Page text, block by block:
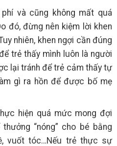
và cũng không mất quá
đó, đừng nên kiệm lời khen
nhiên, khen ngợi cần đúng
trẻ thấy mình luôn là người
lại tránh để trẻ cảm thấy tự
gì ra hồn để được bố mẹ
hiện quá mức mong đợi
“nóng” cho bé bằng
vuốt tóc…Nếu trẻ thực sự